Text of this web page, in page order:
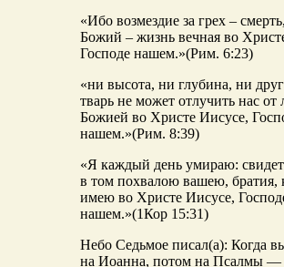
«Ибо возмездие за грех –
Божий – жизнь вечная во
Господе нашем.»(Рим. 6:23)
«ни высота, ни глубина, ни
тварь не может отлучить нас от
Божией во Христе Иисусе,
нашем.»(Рим. 8:39)
«Я каждый день умираю:
в том похвалою вашею, братия,
имею во Христе Иисусе,
нашем.»(1Кор 15:31)
Небо Седьмое писал(а): Когда
на Иоанна, потом на Псалмы —